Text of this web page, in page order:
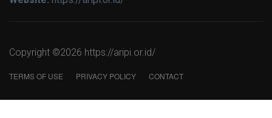
Copyright ©2026 https://aripi.or.id/
TERMS OF USE PRIVACY POLICY CONTACT